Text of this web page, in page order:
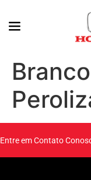
Entre em Contato